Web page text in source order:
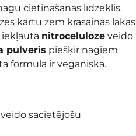
cietināšanas līdzeklis.
kārtu zem krāsainās lakas
iekļautā nitroceluloze veido
pulveris piešķir nagiem
formula ir vegāniska.
sacietējošu